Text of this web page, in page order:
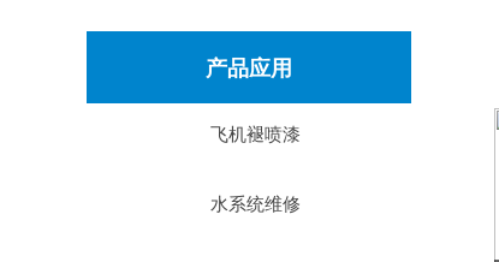
产品应用
飞机褪喷漆
水系统维修